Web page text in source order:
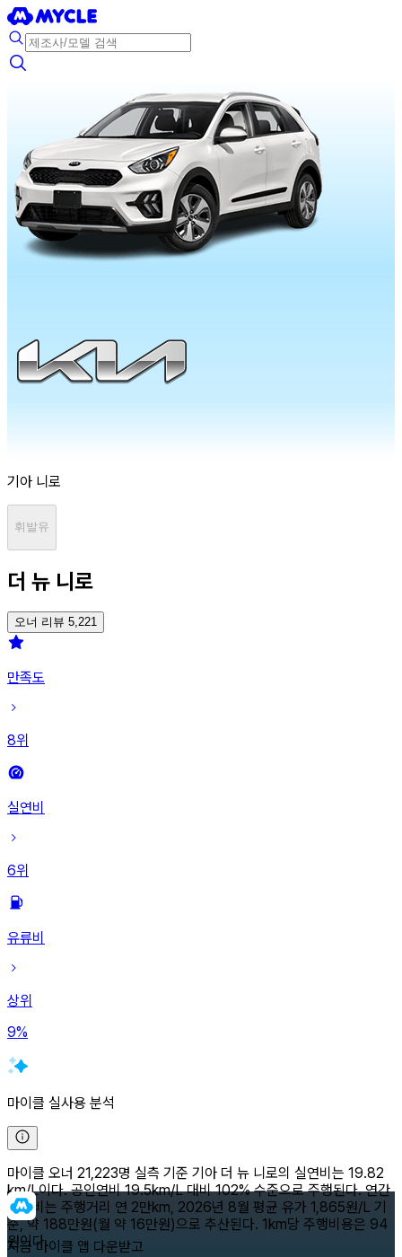
기아 니로
휘발유
더 뉴 니로
오너 리뷰 5,221
만족도
8위
실연비
6위
유류비
상위
9%
마이클 실사용 분석
마이클 오너 21,223명 실측 기준 기아 더 뉴 니로의 실연비는 19.82
km/L이다. 공인연비 19.5km/L 대비 102% 수준으로 주행된다. 연간
유류비는 주행거리 연 2만km, 2026년 8월 평균 유가 1,865원/L 기
준, 약 188만원(월 약 16만원)으로 추산된다. 1km당 주행비용은 94
원이다.
지금 마이클 앱 다운받고